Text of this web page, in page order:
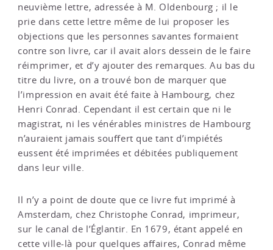
neuvième lettre, adressée à M. Oldenbourg ; il le
prie dans cette lettre même de lui proposer les
objections que les personnes savantes formaient
contre son livre, car il avait alors dessein de le faire
réimprimer, et d’y ajouter des remarques. Au bas du
titre du livre, on a trouvé bon de marquer que
l’impression en avait été faite à Hambourg, chez
Henri Conrad. Cependant il est certain que ni le
magistrat, ni les vénérables ministres de Hambourg
n’auraient jamais souffert que tant d’impiétés
eussent été imprimées et débitées publiquement
dans leur ville.
Il n’y a point de doute que ce livre fut imprimé à
Amsterdam, chez Christophe Conrad, imprimeur,
sur le canal de l’Églantir. En 1679, étant appelé en
cette ville-là pour quelques affaires, Conrad même